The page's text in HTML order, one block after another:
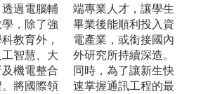
過電腦輔
，除了強
教育外，
智慧、大
機電整合
將國際領
端專業人才，讓學生
畢業後能順利投入資
電產業，或銜接國內
外研究所持續深造。
同時，為了讓新生快
速掌握通訊工程的最